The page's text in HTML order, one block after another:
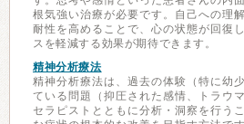
根気強い治療が必要です。自己への理
耐性を高めることで、心の状態が回復
スを軽減する効果が期待できます。
精神分析療法
精神分析療法は、過去の体験（特に幼
ている問題（抑圧された感情、トラウ
セラピストとともに分析・洞察を行う